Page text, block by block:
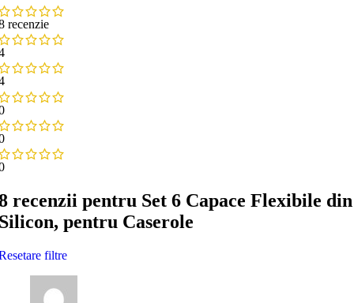
recenzie
recenzii pentru Set 6 Capace Flexibile din
pentru Caserole
filtre